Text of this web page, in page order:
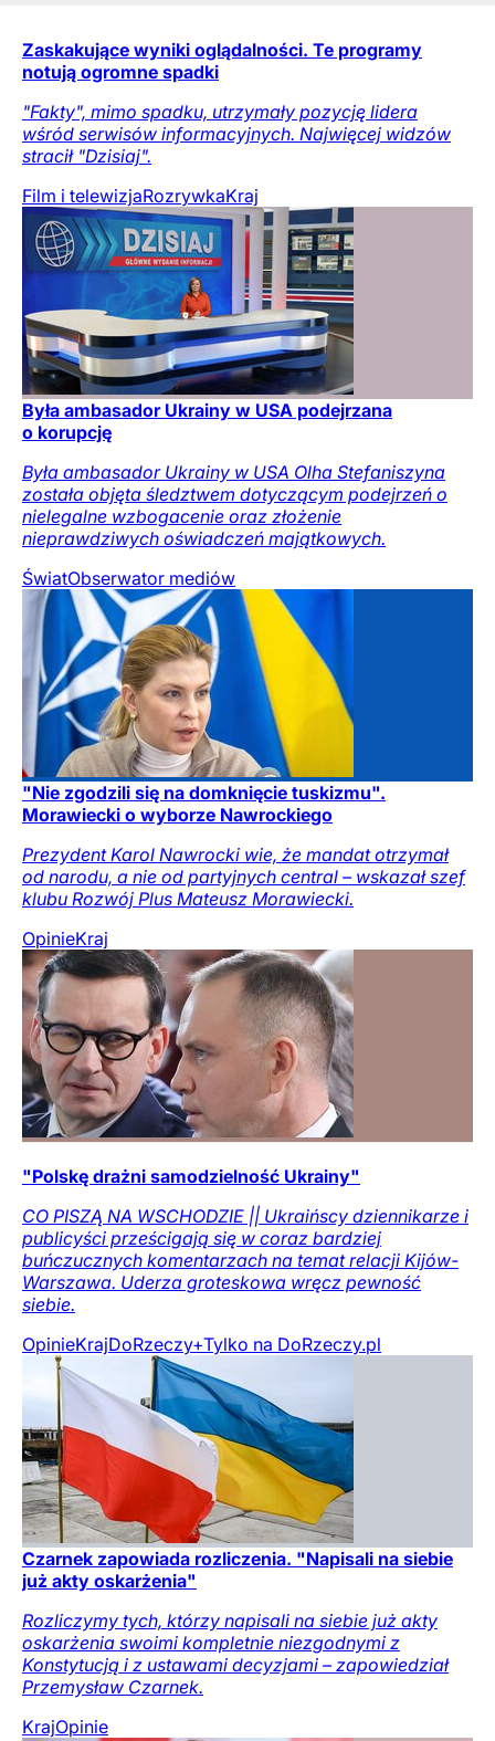
Zaskakujące wyniki oglądalności. Te programy
notują ogromne spadki
"Fakty", mimo spadku, utrzymały pozycję lidera
wśród serwisów informacyjnych. Najwięcej widzów
stracił "Dzisiaj".
Film i telewizjaRozrywkaKraj
Była ambasador Ukrainy w USA podejrzana
o korupcję
Była ambasador Ukrainy w USA Olha Stefaniszyna
została objęta śledztwem dotyczącym podejrzeń o
nielegalne wzbogacenie oraz złożenie
nieprawdziwych oświadczeń majątkowych.
ŚwiatObserwator mediów
"Nie zgodzili się na domknięcie tuskizmu".
Morawiecki o wyborze Nawrockiego
Prezydent Karol Nawrocki wie, że mandat otrzymał
od narodu, a nie od partyjnych central – wskazał szef
klubu Rozwój Plus Mateusz Morawiecki.
OpinieKraj
"Polskę drażni samodzielność Ukrainy"
CO PISZĄ NA WSCHODZIE || Ukraińscy dziennikarze i
publicyści prześcigają się w coraz bardziej
buńczucznych komentarzach na temat relacji Kijów-
Warszawa. Uderza groteskowa wręcz pewność
siebie.
OpinieKrajDoRzeczy+Tylko na DoRzeczy.pl
Czarnek zapowiada rozliczenia. "Napisali na siebie
już akty oskarżenia"
Rozliczymy tych, którzy napisali na siebie już akty
oskarżenia swoimi kompletnie niezgodnymi z
Konstytucją i z ustawami decyzjami – zapowiedział
Przemysław Czarnek.
KrajOpinie